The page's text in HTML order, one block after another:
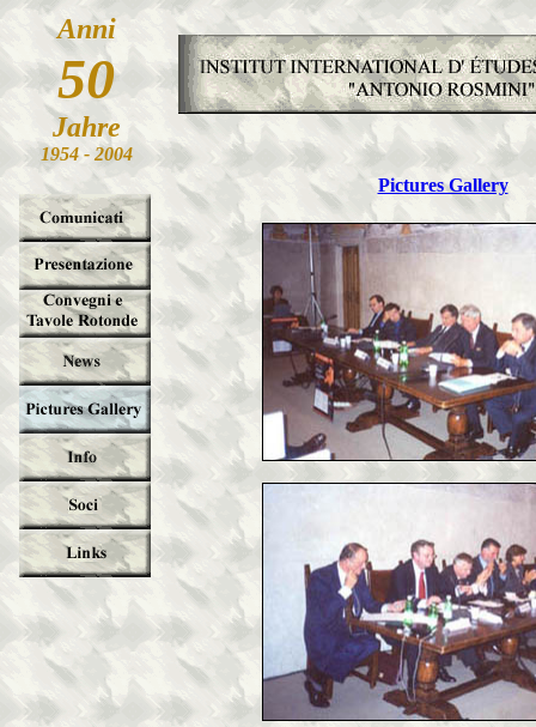
Anni
50
Jahre
1954 - 2004
Pictures Gallery